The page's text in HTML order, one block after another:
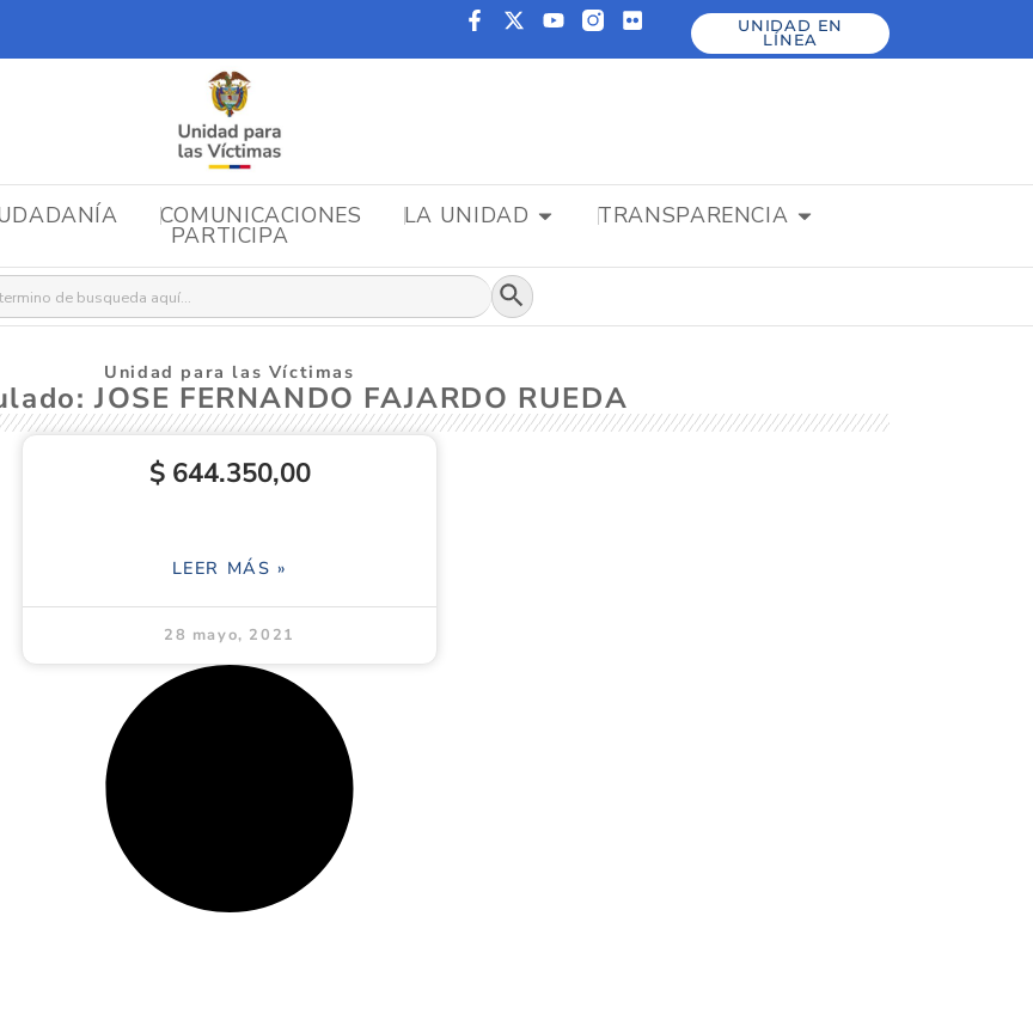
UNIDAD EN
LÍNEA
COMUNICACIONES LA UNIDAD TRANSPARENCIA
PARTICIPA
Botón de búsqueda
Unidad para las Víctimas
JOSE FERNANDO FAJARDO RUEDA
$ 644.350,00
LEER MÁS »
28 mayo, 2021